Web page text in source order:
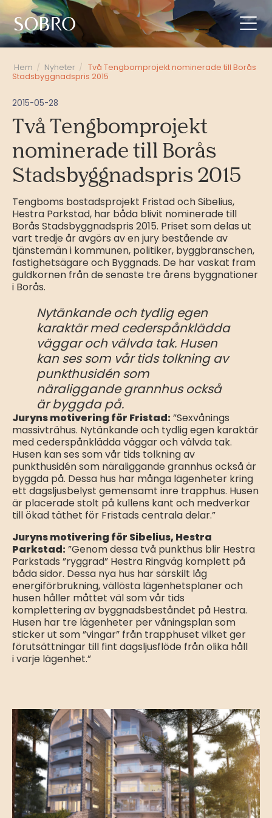
Hem / Nyheter / Två Tengbomprojekt nominerade till Borås
Stadsbyggnadspris 2015
2015-05-28
Två Tengbomprojekt
nominerade till Borås
Stadsbyggnadspris 2015
Tengboms bostadsprojekt Fristad och Sibelius,
Hestra Parkstad, har båda blivit nominerade till
Borås Stadsbyggnadspris 2015. Priset som delas ut
vart tredje år avgörs av en jury bestående av
tjänstemän i kommunen, politiker, byggbranschen,
fastighetsägare och Byggnads. De har vaskat fram
guldkornen från de senaste tre årens byggnationer
i Borås.
Nytänkande och tydlig egen
karaktär med cederspånklädda
väggar och välvda tak. Husen
kan ses som vår tids tolkning av
punkthusidén som
näraliggande grannhus också
är byggda på.
Juryns motivering för Fristad:”Sexvånings
massivträhus. Nytänkande och tydlig egen karaktär
med cederspånklädda väggar och välvda tak.
Husen kan ses som vår tids tolkning av
punkthusidén som näraliggande grannhus också är
byggda på. Dessa hus har många lägenheter kring
ett dagsljusbelyst gemensamt inre trapphus. Husen
är placerade stolt på kullens kant och medverkar
till ökad täthet för Fristads centrala delar.”
Juryns motivering för Sibelius, Hestra
Parkstad:”Genom dessa två punkthus blir Hestra
Parkstads ”ryggrad” Hestra Ringväg komplett på
båda sidor. Dessa nya hus har särskilt låg
energiförbrukning, vällösta lägenhetsplaner och
husen håller måttet väl som vår tids
komplettering av byggnadsbeståndet på Hestra.
Husen har tre lägenheter per våningsplan som
sticker ut som ”vingar” från trapphuset vilket ger
förutsättningar till fint dagsljusflöde från olika håll
i varje lägenhet.”